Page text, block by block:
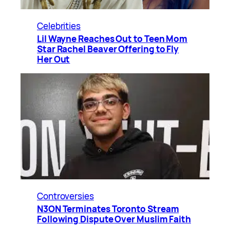
Celebrities
Lil Wayne Reaches Out to Teen Mom
Star Rachel Beaver Offering to Fly
Her Out
Controversies
N3ON Terminates Toronto Stream
Following Dispute Over Muslim Faith